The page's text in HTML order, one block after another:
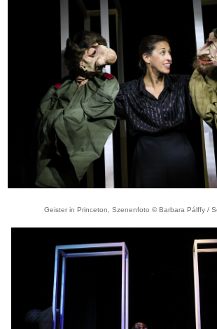
Geister in Princeton, Szenenfoto © Barbara Pálffy /